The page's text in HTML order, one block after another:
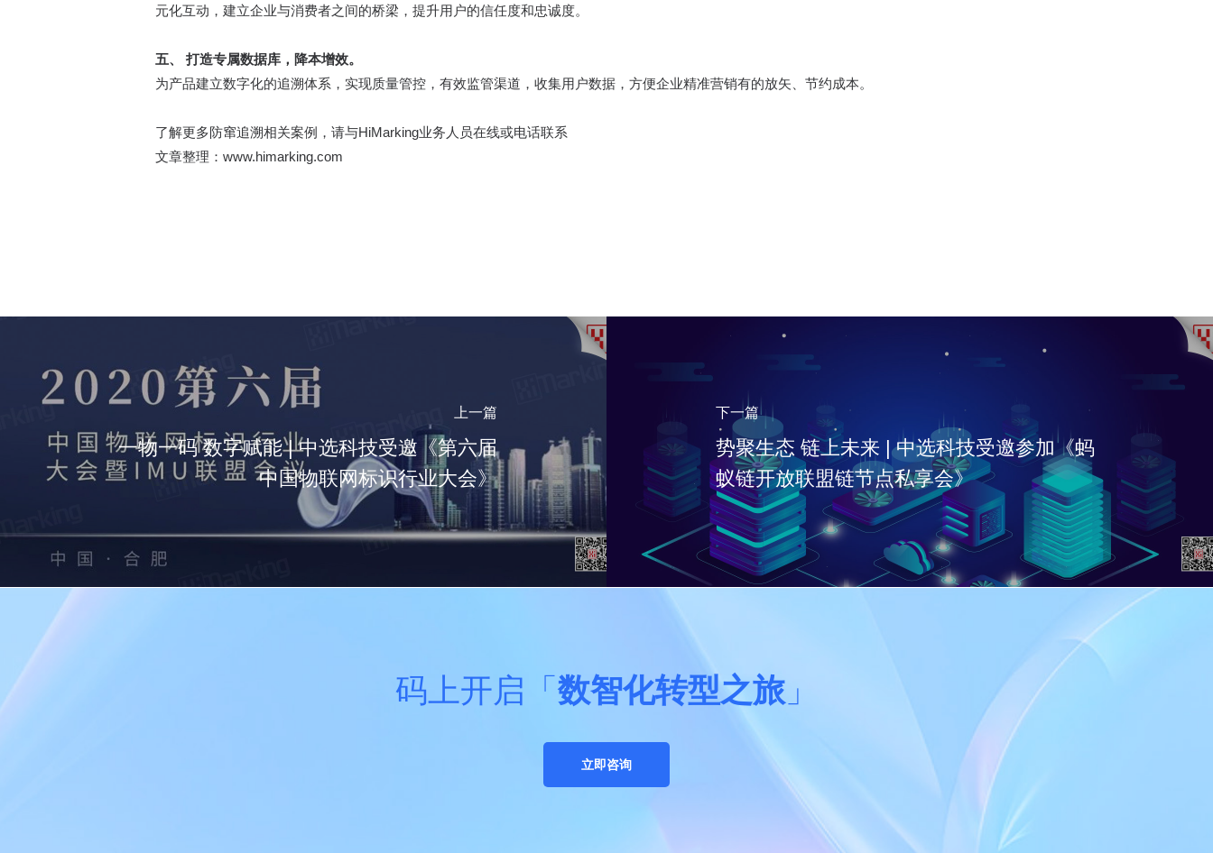
元化互动，建立企业与消费者之间的桥梁，提升用户的信任度和忠诚度。
五、 打造专属数据库，降本增效。
为产品建立数字化的追溯体系，实现质量管控，有效监管渠道，收集用户数据，方便企业精准营销有的放矢、节约成本。
了解更多防窜追溯相关案例，请与HiMarking业务人员在线或电话联系
文章整理：www.himarking.com
上一篇
一物一码 数字赋能 | 中选科技受邀《第六届
中国物联网标识行业大会》
下一篇
势聚生态 链上未来 | 中选科技受邀参加《蚂
蚁链开放联盟链节点私享会》
码上开启「 数智化转型之旅 」
立即咨询